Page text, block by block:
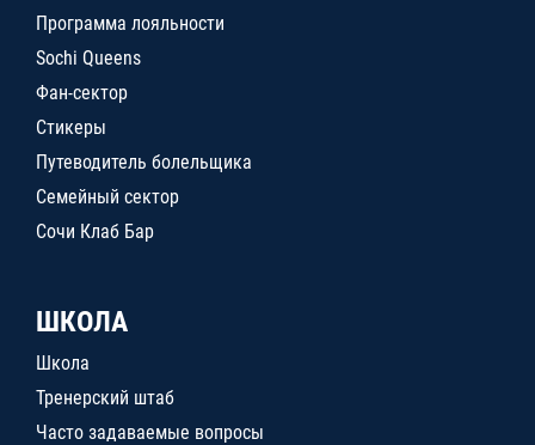
Программа лояльности
Sochi Queens
Фан-сектор
Стикеры
Путеводитель болельщика
Семейный сектор
Сочи Клаб Бар
ШКОЛА
Школа
Тренерский штаб
Часто задаваемые вопросы